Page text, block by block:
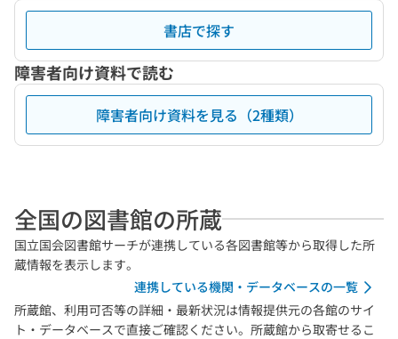
書店で探す
障害者向け資料で読む
障害者向け資料を見る（2種類）
全国の図書館の所蔵
国立国会図書館サーチが連携している各図書館等から取得した所
蔵情報を表示します。
連携している機関・データベースの一覧
所蔵館、利用可否等の詳細・最新状況は情報提供元の各館のサイ
ト・データベースで直接ご確認ください。所蔵館から取寄せるこ